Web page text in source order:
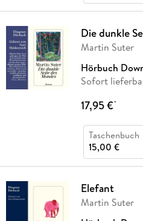
Die dunkle
Martin Suter
Hörbuch
Sofort
17,95 €*
Taschenbuch
15,00 €
Elefant
Martin Suter